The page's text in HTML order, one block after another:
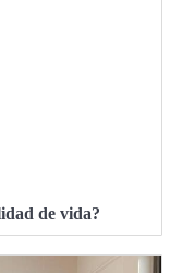
de vida?